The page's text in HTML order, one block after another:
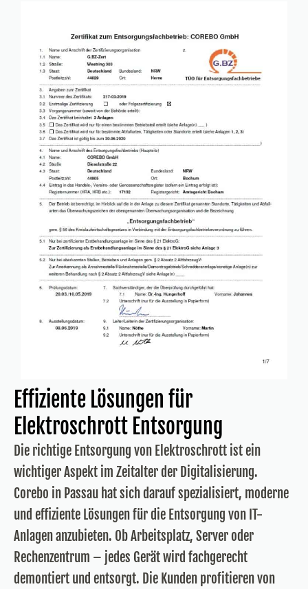
Effiziente Lösungen für
Elektroschrott Entsorgung
Die richtige Entsorgung von Elektroschrott ist ein
wichtiger Aspekt im Zeitalter der Digitalisierung.
Corebo in Passau hat sich darauf spezialisiert, moderne
und effiziente Lösungen für die Entsorgung von IT-
Anlagen anzubieten. Ob Arbeitsplatz, Server oder
Rechenzentrum – jedes Gerät wird fachgerecht
demontiert und entsorgt. Die Kunden profitieren von